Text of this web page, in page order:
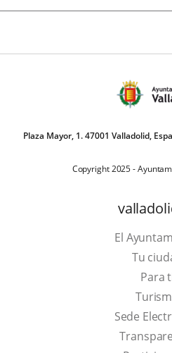
Plaza Mayor, 1. 47001 Valladolid,
Copyright 2025 -
El
Tu
Para
Sede